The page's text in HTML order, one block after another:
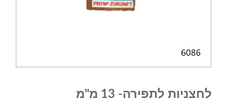
לחצניות לתפירה- 13 מ"מ